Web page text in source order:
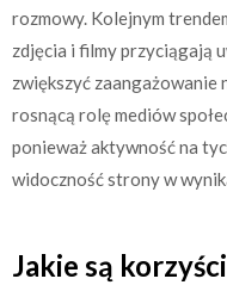
rozmowy. Kolejnym
zdjęcia i filmy przyciągają
zwiększyć
rosnącą rolę mediów
ponieważ aktywność na
widoczność strony w
Jakie są